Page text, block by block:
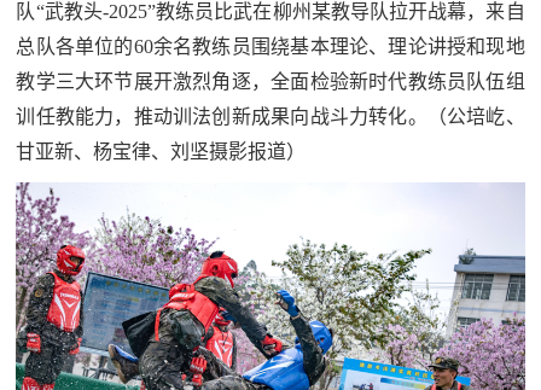
闻
时
政
要
闻
点
踪
热
点
追
踪
国
防
法
队“武教头-2025”教练员比武在柳州某教导队拉开战幕，来自
总队各单位的60余名教练员围绕基本理论、理论讲授和现地
教学三大环节展开激烈角逐，全面检验新时代教练员队伍组
训任教能力，推动训法创新成果向战斗力转化。（公培屹、
甘亚新、杨宝律、刘坚摄影报道）